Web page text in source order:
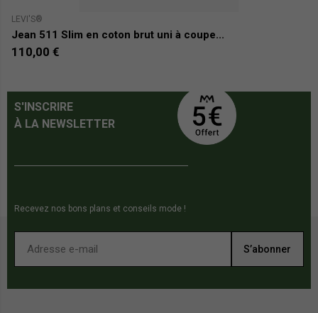
LEVI'S®
Jean 511 Slim en coton brut uni à coupe...
110,00 €
S'INSCRIRE
À LA NEWSLETTER
Recevez nos bons plans et conseils mode !
S’abonner